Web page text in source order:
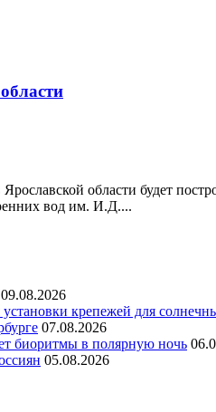
области будет
вод им. И.Д....
09.08.2026
крепежей для
07.08.2026
биоритмы в полярную ночь
05.08.2026